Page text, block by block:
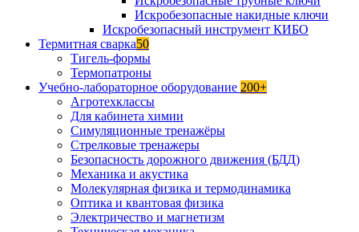
Искробезопасные накидные ключи
Искробезопасный инструмент КИБО
Термитная сварка50
Тигель-формы
Термопатроны
Учебно-лабораторное оборудование 200+
Агротехклассы
Для кабинета химии
Симуляционные тренажёры
Стрелковые тренажеры
Безопасность дорожного движения (БДД)
Механика и акустика
Молекулярная физика и термодинамика
Оптика и квантовая физика
Электричество и магнетизм